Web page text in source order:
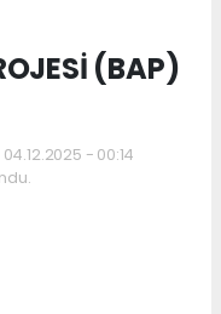
(BAP)
- 00:14